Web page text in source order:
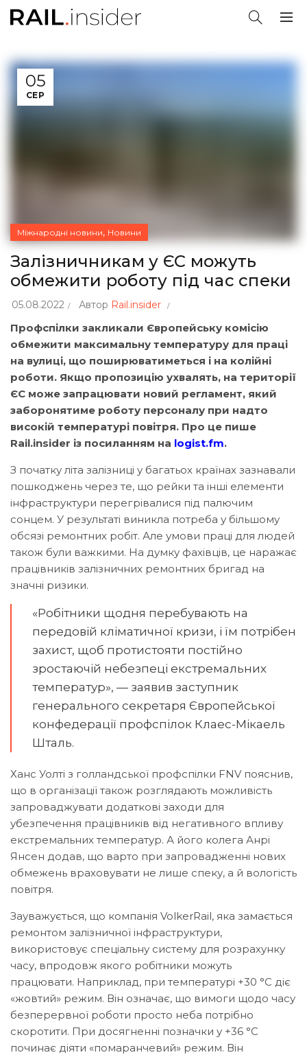
05
СЕР
Міжнародні новини, Новини
Залізничникам у ЄС можуть
обмежити роботу під час спеки
05.08.2022 Автор Rail.insider
Профспілки закликали Європейську комісію
обмежити максимальну температуру для праці
на вулиці, що поширюватиметься і на колійні
роботи. Якщо пропозицію ухвалять, на території
ЄС може запрацювати новий регламент, який
заборонятиме роботу персоналу при надто
високій температурі повітря. Про це пише
Rail.insider із посиланням на logist.fm.
З початку літа залізниці у багатьох країнах зазнавали
пошкоджень через те, що рейки та інші елементи
інфраструктури перегрівалися під палючим
сонцем. У результаті виникла потреба у більшому
обсязі ремонтних робіт. Але умови праці для людей
також були важкими. На думку фахівців, це наражає
працівників залізничних ремонтних бригад на
значні ризики.
«Робітники щодня перебувають на
передовій кліматичної кризи, і їм потрібен
захист, щоб протистояти постійно
зростаючій небезпеці екстремальних
температур», — заявив заступник
генерального секретаря Європейської
конфедерації профспілок Клаес-Мікаель
Шталь.
Ханс Уолті з голландської профспілки FNV пояснив,
що в організації також розглядають можливість
запроваджувати додаткові заходи для
убезпечення працівників від негативного впливу
екстремальних температур. А його колега Анрі
Янсен додав, що варто при запровадженні нових
обмежень враховувати не лише спеку, а й вологість
повітря.
Зауважується, що компанія VolkerRail, яка замається
ремонтом залізничної інфраструктури,
використовує спеціальну систему для розрахунку
часу, впродовж якого робітники можуть
працювати. Наприклад, при температурі +30 °С діє
«жовтий» режим. Він означає, що вимоги щодо часу
безперервної роботи просто неба потрібно
скоротити. При досягненні позначки у +36 °С
починає діяти «помаранчевий» режим. Він